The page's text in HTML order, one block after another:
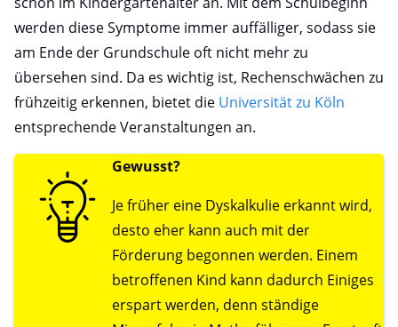
werden diese Symptome immer auffälliger, sodass sie
am Ende der Grundschule oft nicht mehr zu
übersehen sind. Da es wichtig ist, Rechenschwächen zu
frühzeitig erkennen, bietet die Universität zu Köln
entsprechende Veranstaltungen an.
Gewusst?
Je früher eine Dyskalkulie erkannt wird,
desto eher kann auch mit der
Förderung begonnen werden. Einem
betroffenen Kind kann dadurch Einiges
erspart werden, denn ständige